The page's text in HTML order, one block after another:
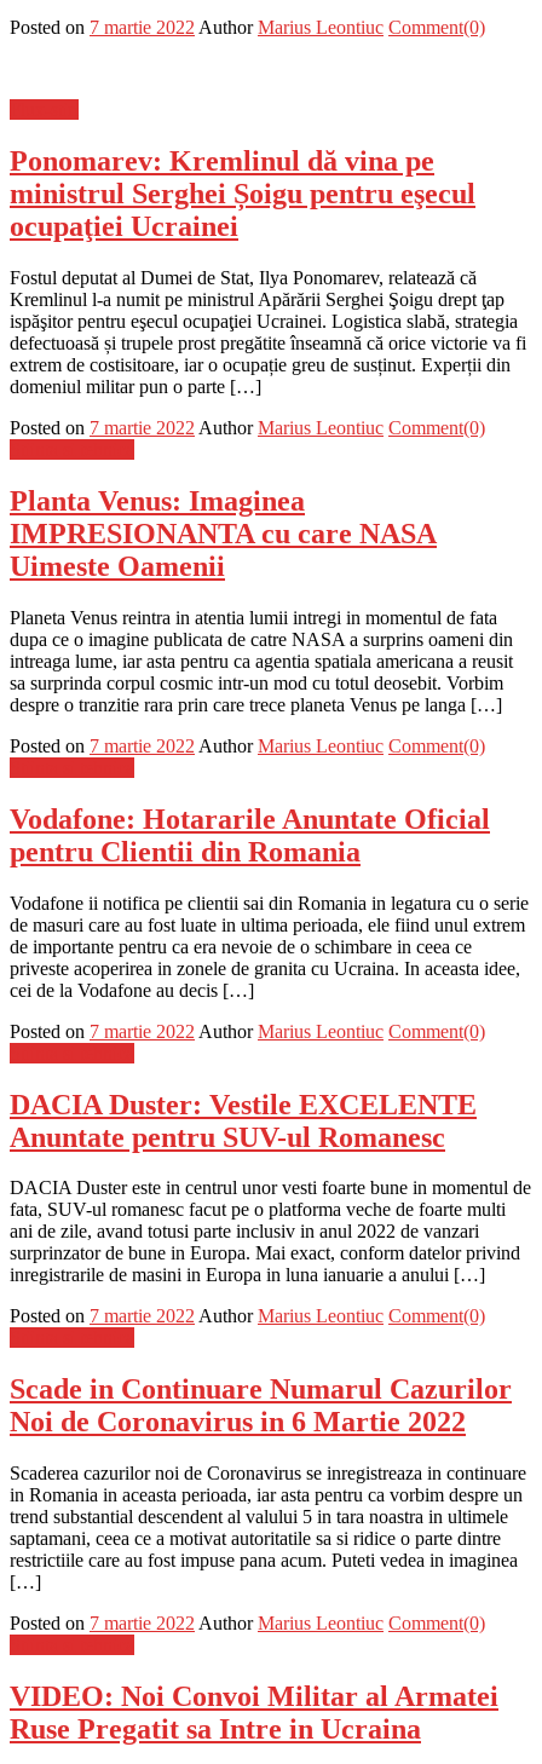
Posted on 7 martie 2022 Author Marius Leontiuc Comment(0)
Ponomarev: Kremlinul dă vina pe
ministrul Serghei Șoigu pentru eşecul
ocupaţiei Ucrainei
Fostul deputat al Dumei de Stat, Ilya Ponomarev, relatează că
Kremlinul l-a numit pe ministrul Apărării Serghei Şoigu drept ţap
ispăşitor pentru eşecul ocupaţiei Ucrainei. Logistica slabă, strategia
defectuoasă și trupele prost pregătite înseamnă că orice victorie va fi
extrem de costisitoare, iar o ocupație greu de susținut. Experții din
domeniul militar pun o parte […]
Posted on 7 martie 2022 Author Marius Leontiuc Comment(0)
Planta Venus: Imaginea
IMPRESIONANTA cu care NASA
Uimeste Oamenii
Planeta Venus reintra in atentia lumii intregi in momentul de fata
dupa ce o imagine publicata de catre NASA a surprins oameni din
intreaga lume, iar asta pentru ca agentia spatiala americana a reusit
sa surprinda corpul cosmic intr-un mod cu totul deosebit. Vorbim
despre o tranzitie rara prin care trece planeta Venus pe langa […]
Posted on 7 martie 2022 Author Marius Leontiuc Comment(0)
Vodafone: Hotararile Anuntate Oficial
pentru Clientii din Romania
Vodafone ii notifica pe clientii sai din Romania in legatura cu o serie
de masuri care au fost luate in ultima perioada, ele fiind unul extrem
de importante pentru ca era nevoie de o schimbare in ceea ce
priveste acoperirea in zonele de granita cu Ucraina. In aceasta idee,
cei de la Vodafone au decis […]
Posted on 7 martie 2022 Author Marius Leontiuc Comment(0)
DACIA Duster: Vestile EXCELENTE
Anuntate pentru SUV-ul Romanesc
DACIA Duster este in centrul unor vesti foarte bune in momentul de
fata, SUV-ul romanesc facut pe o platforma veche de foarte multi
ani de zile, avand totusi parte inclusiv in anul 2022 de vanzari
surprinzator de bune in Europa. Mai exact, conform datelor privind
inregistrarile de masini in Europa in luna ianuarie a anului […]
Posted on 7 martie 2022Author Marius Leontiuc Comment(0)
Scade in Continuare Numarul Cazurilor
Noi de Coronavirus in 6 Martie 2022
Scaderea cazurilor noi de Coronavirus se inregistreaza in continuare
in Romania in aceasta perioada, iar asta pentru ca vorbim despre un
trend substantial descendent al valului 5 in tara noastra in ultimele
saptamani, ceea ce a motivat autoritatile sa si ridice o parte dintre
restrictiile care au fost impuse pana acum. Puteti vedea in imaginea
[…]
Posted on 7 martie 2022 Author Marius Leontiuc Comment(0)
VIDEO: Noi Convoi Militar al Armatei
Ruse Pregatit sa Intre in Ucraina